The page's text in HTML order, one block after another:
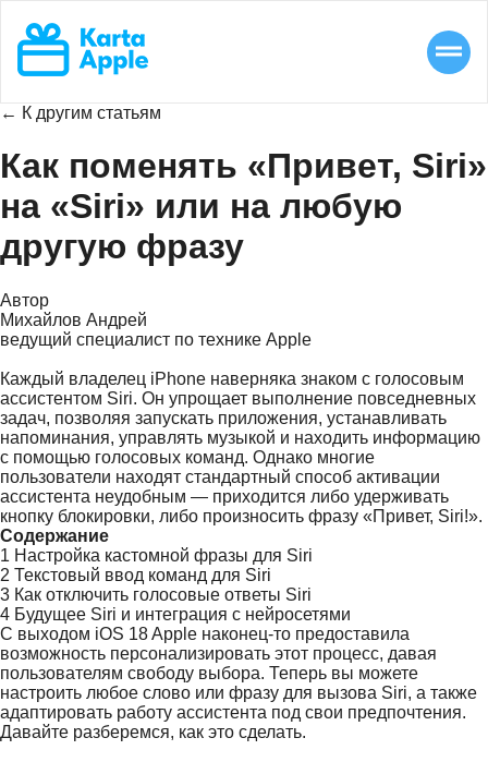
← К другим статьям
Как поменять «Привет, Siri»
на «Siri» или на любую
другую фразу
Автор
Михайлов Андрей
ведущий специалист по технике Apple
Каждый владелец iPhone наверняка знаком с голосовым
ассистентом Siri. Он упрощает выполнение повседневных
задач, позволяя запускать приложения, устанавливать
напоминания, управлять музыкой и находить информацию
с помощью голосовых команд. Однако многие
пользователи находят стандартный способ активации
ассистента неудобным — приходится либо удерживать
кнопку блокировки, либо произносить фразу «Привет, Siri!».
Содержание
1 Настройка кастомной фразы для Siri
2 Текстовый ввод команд для Siri
3 Как отключить голосовые ответы Siri
4 Будущее Siri и интеграция с нейросетями
С выходом iOS 18 Apple наконец-то предоставила
возможность персонализировать этот процесс, давая
пользователям свободу выбора. Теперь вы можете
настроить любое слово или фразу для вызова Siri, а также
адаптировать работу ассистента под свои предпочтения.
Давайте разберемся, как это сделать.